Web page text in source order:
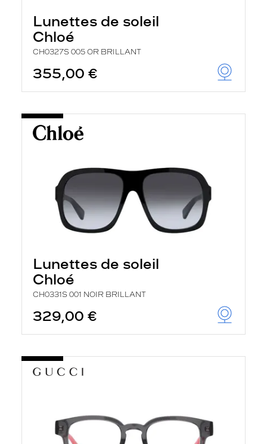
Lunettes de soleil
Chloé
CH0327S 005 OR BRILLANT
355,00 €
Lunettes de soleil
Chloé
CH0331S 001 NOIR BRILLANT
329,00 €